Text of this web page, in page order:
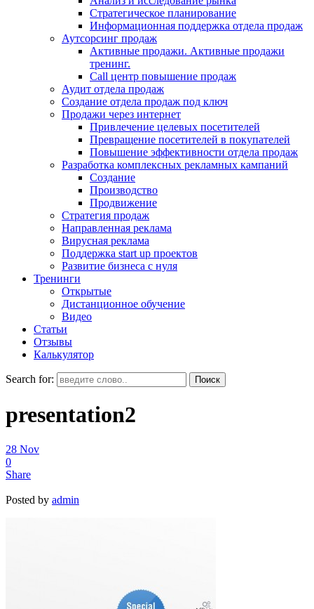
Стратегическое планирование
Информационная поддержка отдела продаж
Аутсорсинг продаж
Активные продажи. Активные продажи
тренинг.
Call центр повышение продаж
Аудит отдела продаж
Создание отдела продаж под ключ
Продажи через интернет
Привлечение целевых посетителей
Превращение посетителей в покупателей
Повышение эффективности отдела продаж
Разработка комплексных рекламных кампаний
Создание
Производство
Продвижение
Стратегия продаж
Направленная реклама
Вирусная реклама
Поддержка start up проектов
Развитие бизнеса с нуля
Тренинги
Открытые
Дистанционное обучение
Видео
Статьи
Отзывы
Калькулятор
Search for:
presentation2
28 Nov
0
Share
Posted by admin